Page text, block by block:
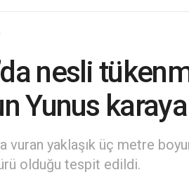
nesli
Yunus
vuran yaklaşık üç metre
olduğu tespit edildi.